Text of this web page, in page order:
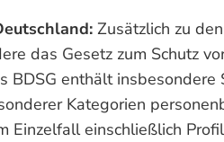
Zusätzlich zu
das Gesetz zum Schutz
BDSG enthält
Kategorien
Einzelfall einschließlich